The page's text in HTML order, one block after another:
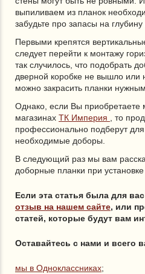
выпиливаем из планок
забудьте про запасы на глубину
Первыми крепятся
следует перейти к монтажу
так случилось, что подобрать
дверной коробке не вышло или
можно закрасить планки
Однако, если Вы приобретаете
магазинах ТК Империя
, то
профессионально подберут
необходимые доборы.
В следующий раз мы вам
доборные планки при
Если эта статья была для
отзыв на нашем сайте, или
статей, которые будут вам
Оставайтесь с нами и всего
мы в Одноклассниках;